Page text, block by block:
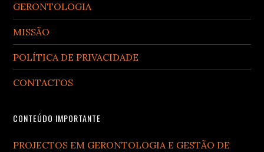
GERONTOLOGIA
MISSÃO
POLÍTICA DE PRIVACIDADE
CONTACTOS
CONTEÚDO IMPORTANTE
PROJECTOS EM GERONTOLOGIA E GESTÃO DE